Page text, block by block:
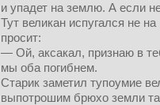
и упадет на землю. А если
Тут великан испугался не
просит:
— Ой, аксакал, признаю в
мы оба погибнем.
Старик заметил тупоумие
выпотрошим брюхо земли